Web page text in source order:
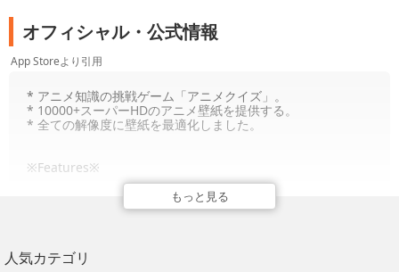
オフィシャル・公式情報
App Storeより引用
もっと見る
* アニメ知識の挑戦ゲーム「アニメクイズ」。
* 10000+スーパーHDのアニメ壁紙を提供する。
* 全ての解像度に壁紙を最適化しました。
※Features※
２、各カテゴリに50 +品質高い壁紙を提供する
５、壁紙の編集設計機能をサポート
人気カテゴリ